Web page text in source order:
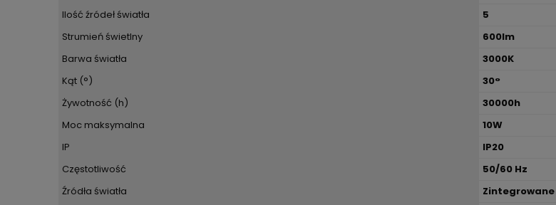
Ilość źródeł światła
5
Strumień świetlny
600lm
Barwa światła
3000K
Kąt (°)
30°
Żywotność (h)
30000h
Moc maksymalna
10W
IP
IP20
Częstotliwość
50/60 Hz
Źródła światła
Zintegrowane